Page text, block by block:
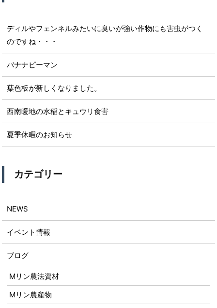
ディルやフェンネルみたいに臭いが強い作物にも害虫がつく
のですね・・・
バナナピーマン
葉色板が新しくなりました。
西南暖地の水稲とキュウリ食害
夏季休暇のお知らせ
カテゴリー
NEWS
イベント情報
ブログ
Mリン農法資材
Mリン農産物